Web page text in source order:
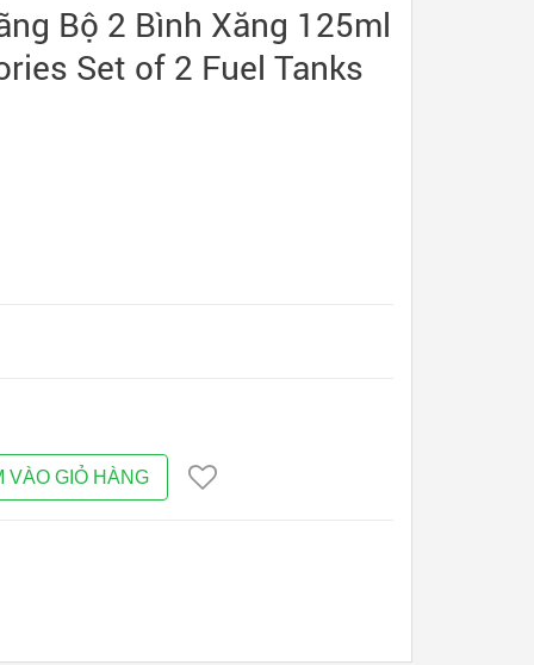
Bộ 2 Bình Xăng 125ml
Set of 2 Fuel Tanks
VÀO GIỎ HÀNG